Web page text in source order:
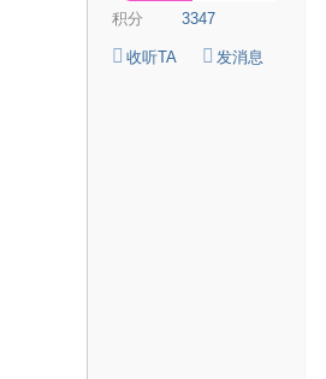
积分 3347
收听TA 发消息